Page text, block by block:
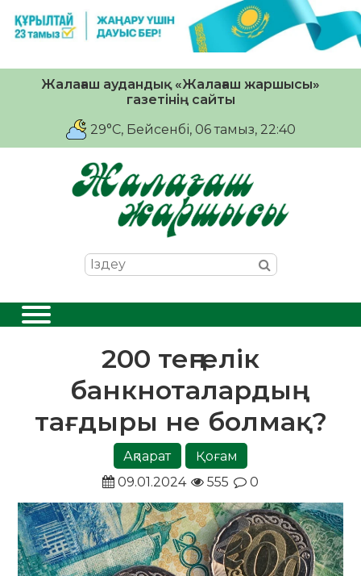
Жалағаш аудандық «Жалағаш жаршысы»
газетінің сайты
29°C, Бейсенбі, 06 тамыз, 22:40
200 теңгелік
банкноталардың
тағдыры не болмақ?
Ақпарат
Қоғам
09.01.2024
555 0